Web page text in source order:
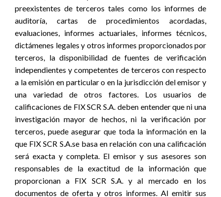
preexistentes de terceros tales como los informes de
auditoría, cartas de procedimientos acordadas,
evaluaciones, informes actuariales, informes técnicos,
dictámenes legales y otros informes proporcionados por
terceros, la disponibilidad de fuentes de verificación
independientes y competentes de terceros con respecto
a la emisión en particular o en la jurisdicción del emisor y
una variedad de otros factores. Los usuarios de
calificaciones de FIX SCR S.A. deben entender que ni una
investigación mayor de hechos, ni la verificación por
terceros, puede asegurar que toda la información en la
que FIX SCR S.A.se basa en relación con una calificación
será exacta y completa. El emisor y sus asesores son
responsables de la exactitud de la información que
proporcionan a FIX SCR S.A. y al mercado en los
documentos de oferta y otros informes. Al emitir sus